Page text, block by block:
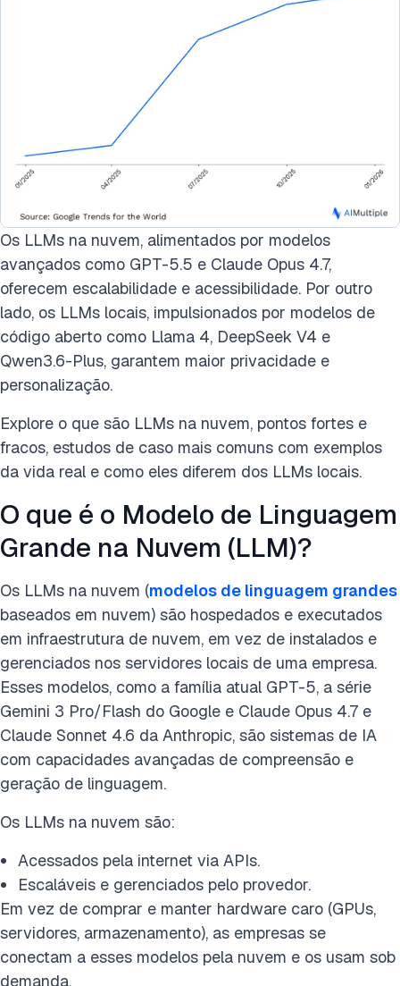
Os LLMs na nuvem, alimentados por modelos
avançados como GPT-5.5 e Claude Opus 4.7,
oferecem escalabilidade e acessibilidade. Por outro
lado, os LLMs locais, impulsionados por modelos de
código aberto como Llama 4, DeepSeek V4 e
Qwen3.6-Plus, garantem maior privacidade e
personalização.
Explore o que são LLMs na nuvem, pontos fortes e
fracos, estudos de caso mais comuns com exemplos
da vida real e como eles diferem dos LLMs locais.
O que é o Modelo de Linguagem
Grande na Nuvem (LLM)?
Os LLMs na nuvem (modelos de linguagem grandes
baseados em nuvem) são hospedados e executados
em infraestrutura de nuvem, em vez de instalados e
gerenciados nos servidores locais de uma empresa.
Esses modelos, como a família atual GPT-5, a série
Gemini 3 Pro/Flash do Google e Claude Opus 4.7 e
Claude Sonnet 4.6 da Anthropic, são sistemas de IA
com capacidades avançadas de compreensão e
geração de linguagem.
Os LLMs na nuvem são:
Acessados pela internet via APIs.
Escaláveis e gerenciados pelo provedor.
Em vez de comprar e manter hardware caro (GPUs,
servidores, armazenamento), as empresas se
conectam a esses modelos pela nuvem e os usam sob
demanda.